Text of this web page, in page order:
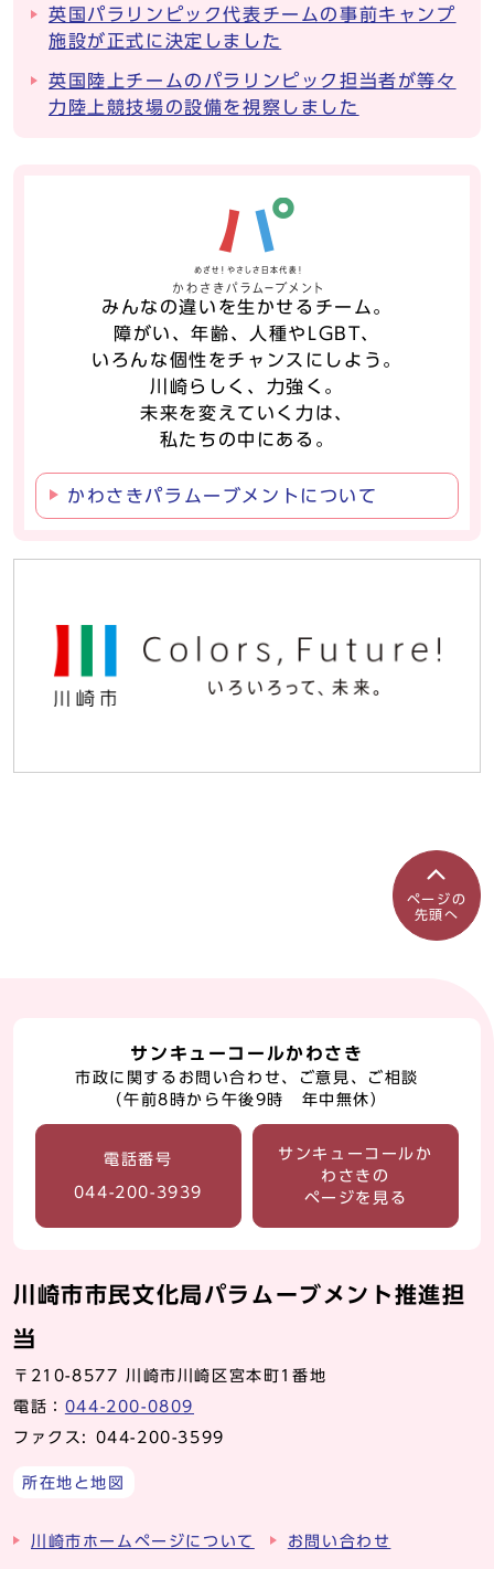
英国パラリンピック代表チームの事前キャンプ
施設が正式に決定しました
英国陸上チームのパラリンピック担当者が等々
力陸上競技場の設備を視察しました
みんなの違いを生かせるチーム。
障がい、年齢、人種やLGBT、
いろんな個性をチャンスにしよう。
川崎らしく、力強く。
未来を変えていく力は、
私たちの中にある。
かわさきパラムーブメントについて
ページの
先頭へ
サンキューコールかわさき
市政に関するお問い合わせ、ご意見、ご相談
（午前8時から午後9時 年中無休）
電話番号
044-200-3939
サンキューコールか
わさきの
ページを見る
川崎市市民文化局パラムーブメント推進担
当
〒210-8577 川崎市川崎区宮本町1番地
電話： 044-200-0809
ファクス: 044-200-3599
所在地と地図
川崎市ホームページについて お問い合わせ